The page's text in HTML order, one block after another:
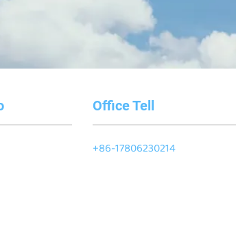
Office Tell
+86-17806230214